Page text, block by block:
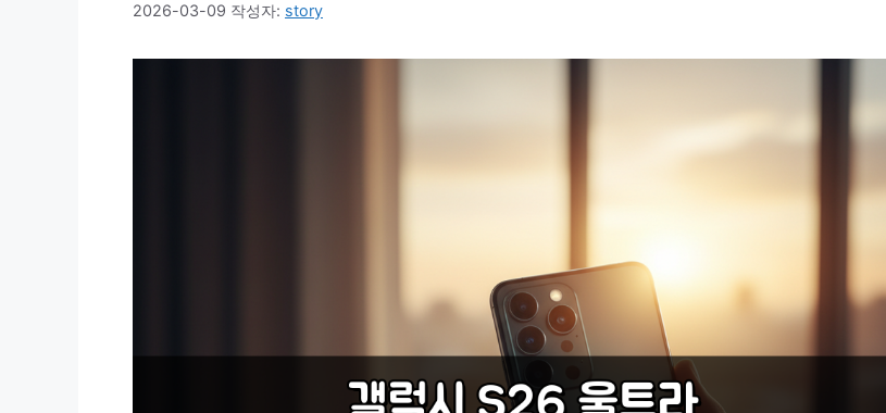
2026-03-09 작성자: story